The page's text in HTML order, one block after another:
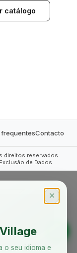
catálogo
Contacto
direitos reservados.
Exclusão de Dados
✕
o seu idioma e